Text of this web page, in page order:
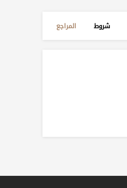
المراجع شروط